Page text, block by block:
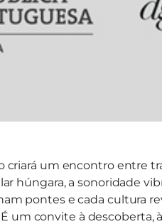
um encontro entre
húngara, a sonoridade
pontes e cada cultura
um convite à descoberta,